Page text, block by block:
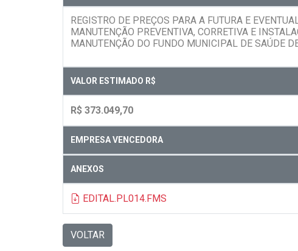
REGISTRO DE PREÇOS PARA A FUTURA E
MANUTENÇÃO PREVENTIVA, CORRETIVA E
MANUTENÇÃO DO FUNDO MUNICIPAL DE SAÚDE
VALOR ESTIMADO R$
R$ 373.049,70
EMPRESA VENCEDORA
ANEXOS
EDITAL.PL014.FMS
VOLTAR